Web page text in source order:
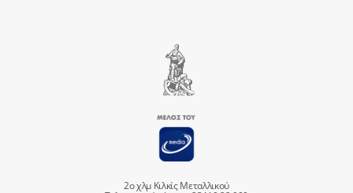
2ο χλμ Κιλκίς Μεταλλικού